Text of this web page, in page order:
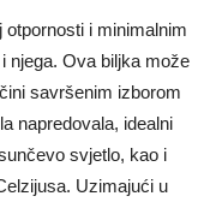
i minimalnim
njega. Ova biljka može
savršenim izborom
napredovala, idealni
svjetlo, kao i
Uzimajući u